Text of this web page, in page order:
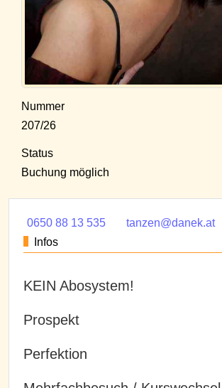
Nummer
207/26
Status
Buchung möglich
0650 88 13 535
tanzen@danek.at
Infos
KEIN Abosystem!
Prospekt
Perfektion